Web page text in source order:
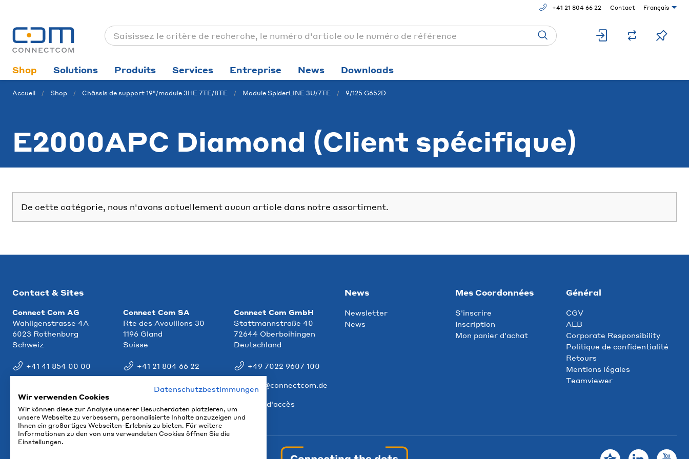
+41 21 804 66 22 Contact Français
Shop Solutions Produits Services Entreprise News Downloads
Accueil Shop Châssis de support 19"/module 3HE 7TE/8TE Module SpiderLINE 3U/7TE 9/125 G652D
E2000APC Diamond (Client spécifique)
De cette catégorie, nous n'avons actuellement aucun article dans notre assortiment.
Contact & Sites
Connect Com AG
Wahligenstrasse 4A
6023 Rothenburg
Schweiz
+41 41 854 00 00
Connect Com SA
Rte des Avouillons 30
1196 Gland
Suisse
+41 21 804 66 22
info@ccm.ch
Connect Com GmbH
Stattmannstraße 40
72644 Oberboihingen
Deutschland
+49 7022 9607 100
info@connectcom.de
Plan d'accès
News
Newsletter
News
Mes Coordonnées
S'inscrire
Inscription
Mon panier d'achat
Général
CGV
AEB
Corporate Responsibility
Politique de confidentialité
Retours
Mentions légales
Teamviewer
Datenschutzbestimmungen
Wir verwenden Cookies
Wir können diese zur Analyse unserer Besucherdaten platzieren, um
unsere Webseite zu verbessern, personalisierte Inhalte anzuzeigen und
Ihnen ein großartiges Webseiten-Erlebnis zu bieten. Für weitere
Informationen zu den von uns verwendeten Cookies öffnen Sie die
Einstellungen.